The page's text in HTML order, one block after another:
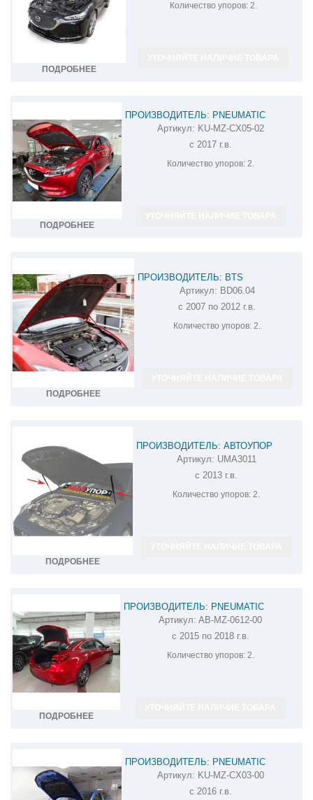
ПОДРОБНЕЕ
Количество упоров:2.
ПОДРОБНЕЕ
ПРОИЗВОДИТЕЛЬ: PNEUMATIC
АМОРТИЗАТОР (УПОР) КАПОТА НА MAZDA
CX-5 KU-MZ-CX05-02
Артикул: KU-MZ-CX05-02
с 2017 г.в.
Количество упоров: 2.
ПОДРОБНЕЕ
ПРОИЗВОДИТЕЛЬ: BTS
АМОРТИЗАТОР (УПОР) КАПОТА НА
MAZDA 6 BD06.04
Артикул: BD06.04
с 2007 по 2012 г.в.
Количество упоров: 2.
ПОДРОБНЕЕ
ПРОИЗВОДИТЕЛЬ: АВТОУПОР
АМОРТИЗАТОР (УПОР) КАПОТА НА
MAZDA 3 UMA3011
Артикул: UMA3011
с 2013 г.в.
Количество упоров: 2.
ПОДРОБНЕЕ
ПРОИЗВОДИТЕЛЬ: PNEUMATIC
АМОРТИЗАТОР (УПОР) БАГАЖНИКА НА
MAZDA 6 AB-MZ-0612-00
Артикул: AB-MZ-0612-00
с 2015 по 2018 г.в.
Количество упоров:2.
ПРОИЗВОДИТЕЛЬ: PNEUMATIC
АМОРТИЗАТОР (УПОР) КАПОТА НА MAZDA
CX-3 KU-MZ-CX03-00
Артикул: KU-MZ-CX03-00
с 2016 г.в.